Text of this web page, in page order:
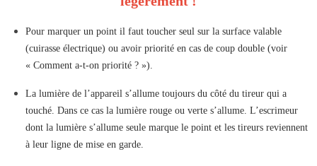
Pour marquer un point il faut toucher seul sur la surface valable
(cuirasse électrique) ou avoir priorité en cas de coup double (voir
« Comment a-t-on priorité ? »).
La lumière de l’appareil s’allume toujours du côté du tireur qui a
touché. Dans ce cas la lumière rouge ou verte s’allume. L’escrimeur
dont la lumière s’allume seule marque le point et les tireurs reviennent
à leur ligne de mise en garde.